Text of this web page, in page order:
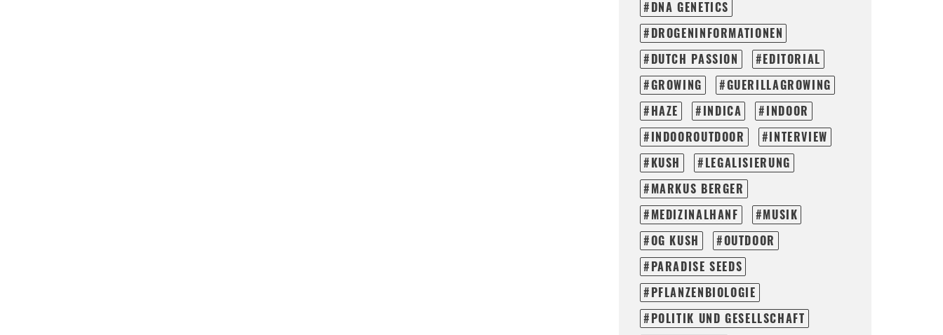
DNA GENETICS
DROGENINFORMATIONEN
DUTCH PASSION
EDITORIAL
GROWING
GUERILLAGROWING
HAZE
INDICA
INDOOR
INDOOROUTDOOR
INTERVIEW
KUSH
LEGALISIERUNG
MARKUS BERGER
MEDIZINALHANF
MUSIK
OG KUSH
OUTDOOR
PARADISE SEEDS
PFLANZENBIOLOGIE
POLITIK UND GESELLSCHAFT